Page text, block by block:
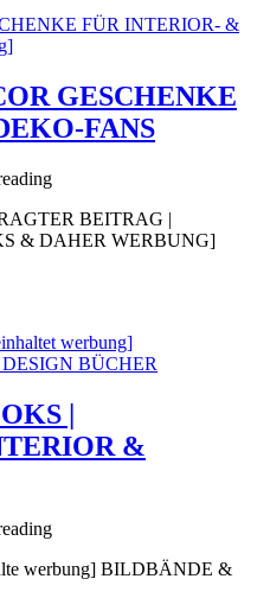
GESCHENKE
FANS
BEITRAG |
& DAHER WERBUNG]
|
&
werbung] BILDBÄNDE &